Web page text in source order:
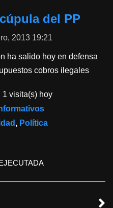
del PP
2013 19:21
ha salido hoy en defensa
cobros ilegales
1 visita(s) hoy
, Política